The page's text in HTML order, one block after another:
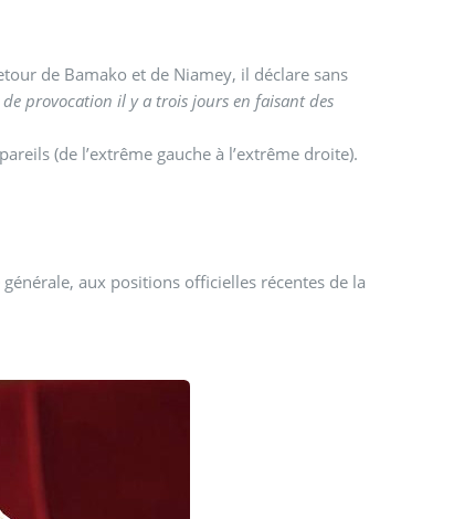
de Bamako et de Niamey, il déclare sans
de provocation il y a trois jours en faisant des
(de l’extrême gauche à l’extrême droite).
aux positions officielles récentes de la